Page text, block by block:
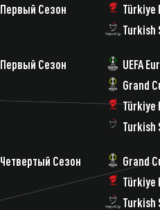
Первый Сезон
Türkiye
Turkish
Первый Сезон
UEFA
Grand
Türkiye
Turkish
Четвертый Сезон
Grand
Türkiye
Turkish